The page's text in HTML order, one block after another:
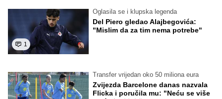
1
Oglasila se i klupska legenda
Del Piero gledao Alajbegovića:
"Mislim da za tim nema potrebe"
Transfer vrijedan oko 50 miliona eura
Zvijezda Barcelone danas nazvala
Flicka i poručila mu: "Neću se više